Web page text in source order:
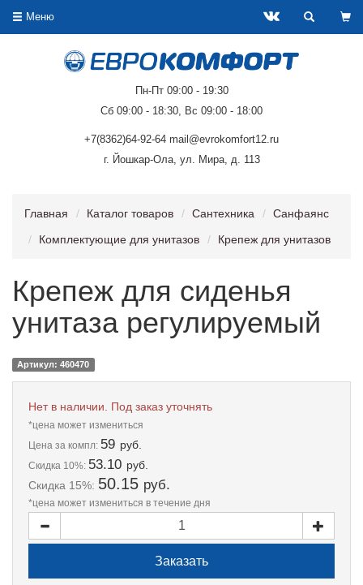
Меню
Пн-Пт 09:00 - 19:30
Сб 09:00 - 18:30, Вс 09:00 - 18:00
+7(8362)64-92-64 mail@evrokomfort12.ru
г. Йошкар-Ола, ул. Мира, д. 113
Главная Каталог товаров Сантехника
Санфаянс
Комплектующие для унитазов
Крепеж для унитазов
Крепеж для сиденья
унитаза регулируемый
Артикул: 460470
Нет в наличии. Под заказ уточнять
*цена может измениться
Цена за компл: 59 руб.
Скидка 10%: 53.10 руб.
Скидка 15%: 50.15 руб.
*цена может измениться в течение дня